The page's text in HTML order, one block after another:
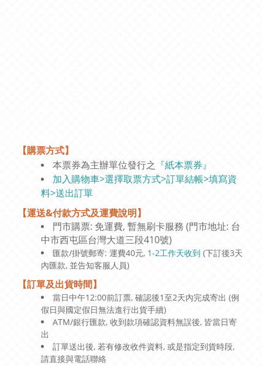
【購票方式】
本票券為主辦單位發行之 『紙本票券』
加入購物車>選擇取票方式>訂單結帳>填寫資
料>送出訂單
【運送&付款方式及運費說明】
門市購票: 免運費, 暫無刷卡服務 (門市地址: 台
中市西屯區台灣大道三段410號)
匯款/掛號郵寄: 運費40元, 1-2工作天收到 (下訂後3天
內匯款, 並告知客服人員)
【訂單及出貨時間】
當日中午12:00前訂票, 確認後1至2天內完成寄出 (例
假日與國定假日無法進行出貨手續)
ATM/銀行匯款, 收到款項確認資料無誤後, 皆當日寄
出
訂單送出後, 若有修改收件資料, 或是指定到貨時段,
請直接與電話聯絡